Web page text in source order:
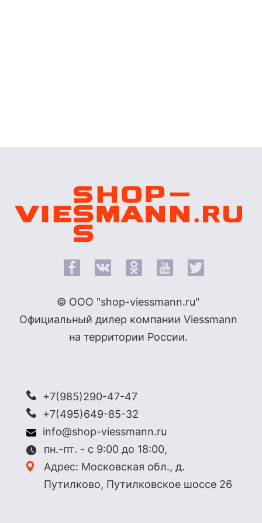
© ООО "shop-viessmann.ru"
Официальный дилер компании Viessmann
на территории России.
+7(985)290-47-47
+7(495)649-85-32
info@shop-viessmann.ru
пн.-пт. - с 9:00 до 18:00,
Адрес: Московская обл., д.
Путилково, Путилковское шоссе 26